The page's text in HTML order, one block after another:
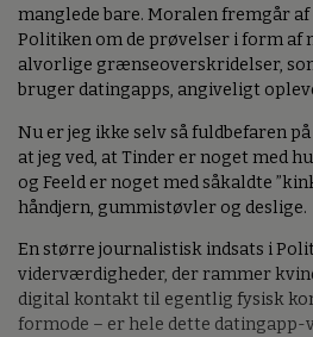
manglede bare. Moralen fremgår af
Politiken om de prøvelser i form af
alvorlige grænseoverskridelser,
bruger datingapps, angiveligt
Nu er jeg ikke selv så fuldbefaren
at jeg ved, at Tinder er noget med
og Feeld er noget med såkaldte
håndjern, gummistøvler og deslige.
En større journalistisk indsats i
viderværdigheder, der rammer
digital kontakt til egentlig fysisk
formode – er hele dette datingapp-